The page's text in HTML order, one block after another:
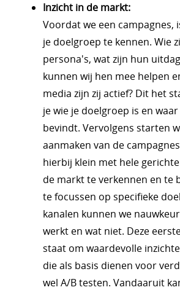
Inzicht in de markt:
Voordat we een campagnes,
je doelgroep te kennen. Wie
persona's, wat zijn hun
kunnen wij hen mee helpen
media zijn zij actief? Dit het
je wie je doelgroep is en waar
bevindt. Vervolgens starten
aanmaken van de
hierbij klein met hele
de markt te verkennen en te
te focussen op specifieke
kanalen kunnen we
werkt en wat niet. Deze
staat om waardevolle
die als basis dienen voor
wel A/B testen. Vandaaruit